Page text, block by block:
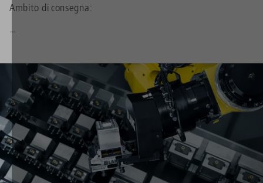
Ambito di consegna:
—